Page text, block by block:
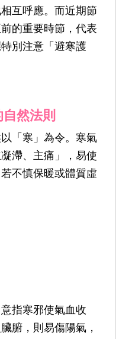
互呼應。而近期節
的重要時節，代表
別注意「避寒護
然法則
「寒」為令。寒氣
滯、主痛」，易使
不慎保暖或體質虛
指寒邪使氣血收
腑，則易傷陽氣，